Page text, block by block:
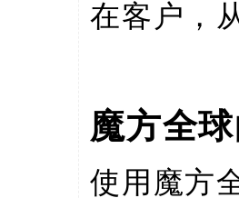
在客户，
魔方全
使用魔方